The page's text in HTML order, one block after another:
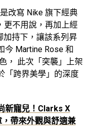
改寫 Nike 旗下經典
更不用說，再加上經
加持下，讓該系列昇
今 Martine Rose 和
， 此次「突襲」上架
「跨界美學」的深度
新寵兒！Clarks X
帶來外觀與舒適兼